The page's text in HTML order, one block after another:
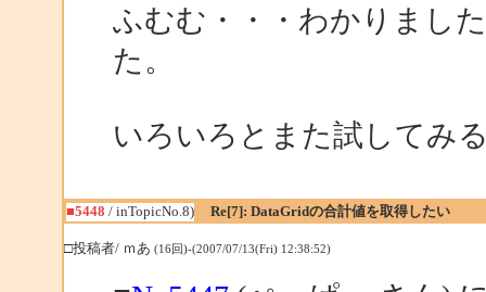
ふむむ・・・わかりまし
た。
いろいろとまた試してみ
■5448 / inTopicNo.8) Re[7]: DataGridの合計値を取得したい
□投稿者/ ｍあ (16回)-(2007/07/13(Fri) 12:38:52)